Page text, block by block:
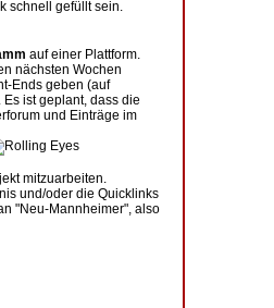
schnell gefüllt sein.
auf einer Plattform.
nächsten Wochen
Ends geben (auf
ist geplant, dass die
und Einträge im
mitzuarbeiten.
und/oder die Quicklinks
"Neu-Mannheimer", also